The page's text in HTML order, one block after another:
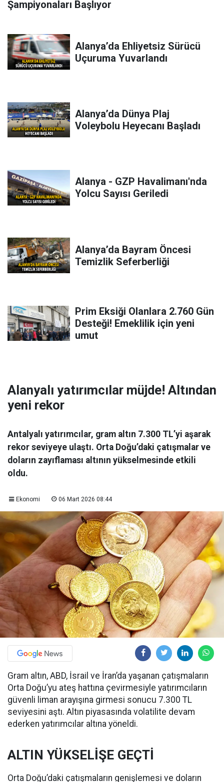
Şampiyonaları Başlıyor
Alanya’da Ehliyetsiz Sürücü
Uçuruma Yuvarlandı
Alanya’da Dünya Plaj
Voleybolu Heyecanı Başladı
Alanya - GZP Havalimanı'nda
Yolcu Sayısı Geriledi
Alanya’da Bayram Öncesi
Temizlik Seferberliği
Prim Eksiği Olanlara 2.760 Gün
Desteği! Emeklilik için yeni
umut
Alanyalı yatırımcılar müjde! Altından
yeni rekor
Antalyalı yatırımcılar, gram altın 7.300 TL’yi aşarak
rekor seviyeye ulaştı. Orta Doğu’daki çatışmalar ve
doların zayıflaması altının yükselmesinde etkili
oldu.
Ekonomi 06 Mart 2026 08:44
Gram altın, ABD, İsrail ve İran’da yaşanan çatışmaların
Orta Doğu’yu ateş hattına çevirmesiyle yatırımcıların
güvenli liman arayışına girmesi sonucu 7.300 TL
seviyesini aştı. Altın piyasasında volatilite devam
ederken yatırımcılar altına yöneldi.
ALTIN YÜKSELİŞE GEÇTİ
Orta Doğu’daki çatışmaların genişlemesi ve doların